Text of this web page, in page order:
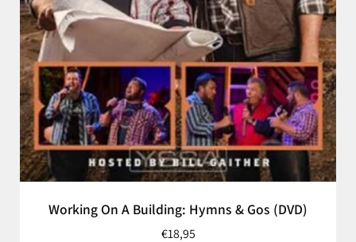
Working On A Building: Hymns & Gos (DVD)
€18,95